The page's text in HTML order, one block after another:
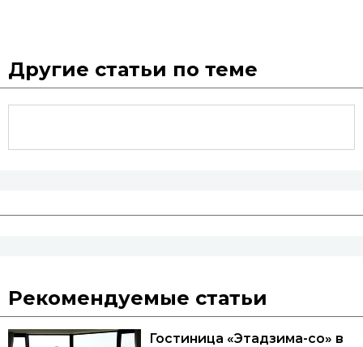
Другие статьи по теме
Рекомендуемые статьи
Гостиница «Этадзима-со» в